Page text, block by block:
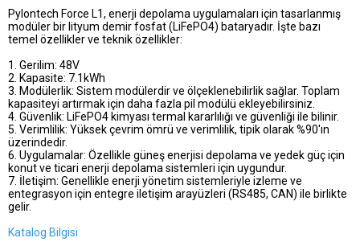
Pylontech Force L1, enerji depolama uygulamaları için tasarlanmış
modüler bir lityum demir fosfat (LiFePO4) bataryadır. İşte bazı
temel özellikler ve teknik özellikler:
1. Gerilim: 48V
2. Kapasite: 7.1kWh
3. Modülerlik: Sistem modülerdir ve ölçeklenebilirlik sağlar. Toplam
kapasiteyi artırmak için daha fazla pil modülü ekleyebilirsiniz.
4. Güvenlik: LiFePO4 kimyası termal kararlılığı ve güvenliği ile bilinir.
5. Verimlilik: Yüksek çevrim ömrü ve verimlilik, tipik olarak %90'ın
üzerindedir.
6. Uygulamalar: Özellikle güneş enerjisi depolama ve yedek güç için
konut ve ticari enerji depolama sistemleri için uygundur.
7. İletişim: Genellikle enerji yönetim sistemleriyle izleme ve
entegrasyon için entegre iletişim arayüzleri (RS485, CAN) ile birlikte
gelir.
Katalog Bilgisi